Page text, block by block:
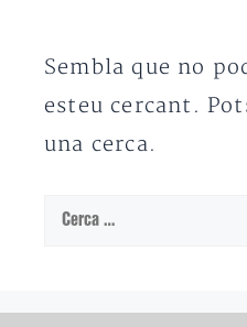
Sembla que no
esteu cercant.
una cerca.
Cerca: